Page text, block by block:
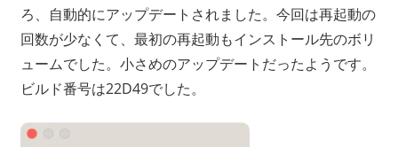
ろ、自動的にアップデートされました。今回は再起動の
回数が少なくて、最初の再起動もインストール先のボリ
ュームでした。小さめのアップデートだったようです。
ビルド番号は22D49でした。